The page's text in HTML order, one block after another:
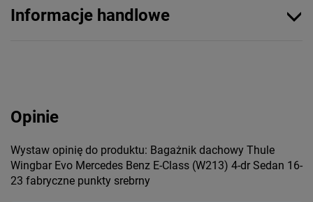
Informacje handlowe
Opinie
Wystaw opinię do produktu: Bagażnik dachowy Thule
Wingbar Evo Mercedes Benz E-Class (W213) 4-dr Sedan 16-
23 fabryczne punkty srebrny